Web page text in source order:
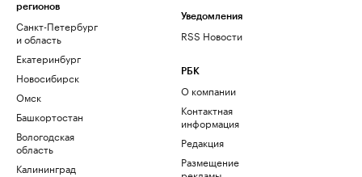
регионов
Санкт-Петербург
и область
Екатеринбург
Новосибирск
Омск
Башкортостан
Вологодская
область
Калининград
Уведомления
RSS Новости
РБК
О компании
Контактная
информация
Редакция
Размещение